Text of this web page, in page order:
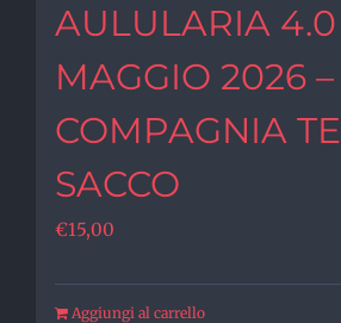
AULULARIA 4.0
MAGGIO 2026
COMPAGNIA
SACCO
€15,00
Aggiungi al carrello